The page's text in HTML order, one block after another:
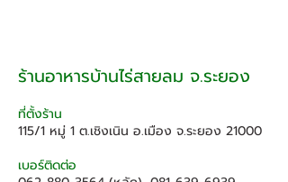
ร้านอาหารบ้านไร่สายลม จ.ระยอง
ที่ตั้งร้าน
115/1 หมู่ 1 ต.เชิงเนิน อ.เมือง จ.ระยอง 21000
เบอร์ติดต่อ